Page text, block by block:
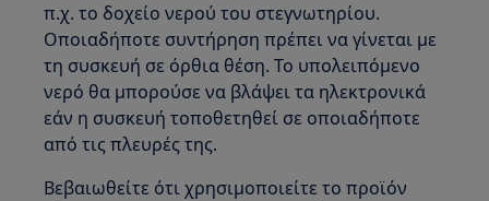
π.χ. το δοχείο νερού του στεγνωτηρίου.
Οποιαδήποτε συντήρηση πρέπει να γίνεται με
τη συσκευή σε όρθια θέση. Το υπολειπόμενο
νερό θα μπορούσε να βλάψει τα ηλεκτρονικά
εάν η συσκευή τοποθετηθεί σε οποιαδήποτε
από τις πλευρές της.
Βεβαιωθείτε ότι χρησιμοποιείτε το προϊόν